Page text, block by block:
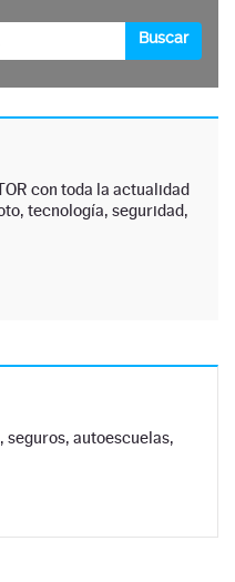
con toda la actualidad
tecnología, seguridad,
autoescuelas,